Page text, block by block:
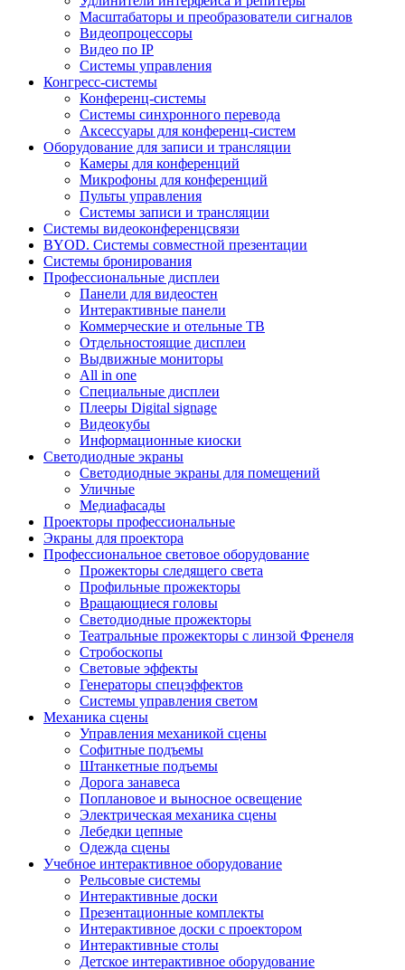
Масштабаторы и преобразователи сигналов
Видеопроцессоры
Видео по IP
Системы управления
Конгресс-системы
Конференц-системы
Системы синхронного перевода
Аксессуары для конференц-систем
Оборудование для записи и трансляции
Камеры для конференций
Микрофоны для конференций
Пульты управления
Системы записи и трансляции
Системы видеоконференцсвязи
BYOD. Системы совместной презентации
Системы бронирования
Профессиональные дисплеи
Панели для видеостен
Интерактивные панели
Коммерческие и отельные ТВ
Отдельностоящие дисплеи
Выдвижные мониторы
All in one
Специальные дисплеи
Плееры Digital signage
Видеокубы
Информационные киоски
Светодиодные экраны
Светодиодные экраны для помещений
Уличные
Медиафасады
Проекторы профессиональные
Экраны для проектора
Профессиональное световое оборудование
Прожекторы следящего света
Профильные прожекторы
Вращающиеся головы
Светодиодные прожекторы
Театральные прожекторы с линзой Френеля
Стробоскопы
Световые эффекты
Генераторы спецэффектов
Системы управления светом
Механика сцены
Управления механикой сцены
Софитные подъемы
Штанкетные подъемы
Дорога занавеса
Поплановое и выносное освещение
Электрическая механика сцены
Лебедки цепные
Одежда сцены
Учебное интерактивное оборудование
Рельсовые системы
Интерактивные доски
Презентационные комплекты
Интерактивное доски с проектором
Интерактивные столы
Детское интерактивное оборудование